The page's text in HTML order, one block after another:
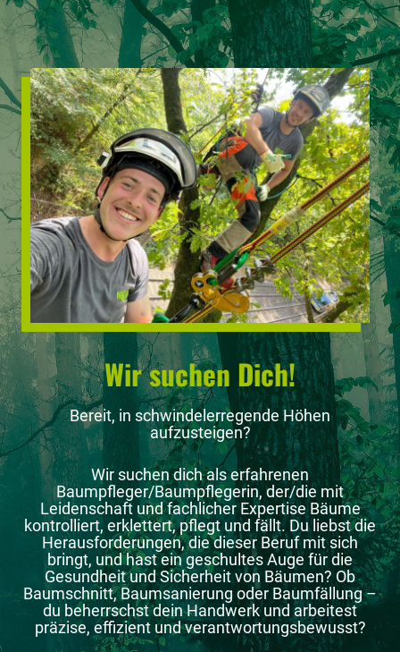
Wir suchen Dich!
Bereit, in schwindelerregende Höhen
aufzusteigen?
Wir suchen dich als erfahrenen
Baumpfleger/Baumpflegerin, der/die mit
Leidenschaft und fachlicher Expertise Bäume
kontrolliert, erklettert, pflegt und fällt. Du liebst die
Herausforderungen, die dieser Beruf mit sich
bringt, und hast ein geschultes Auge für die
Gesundheit und Sicherheit von Bäumen? Ob
Baumschnitt, Baumsanierung oder Baumfällung –
du beherrschst dein Handwerk und arbeitest
präzise, effizient und verantwortungsbewusst?